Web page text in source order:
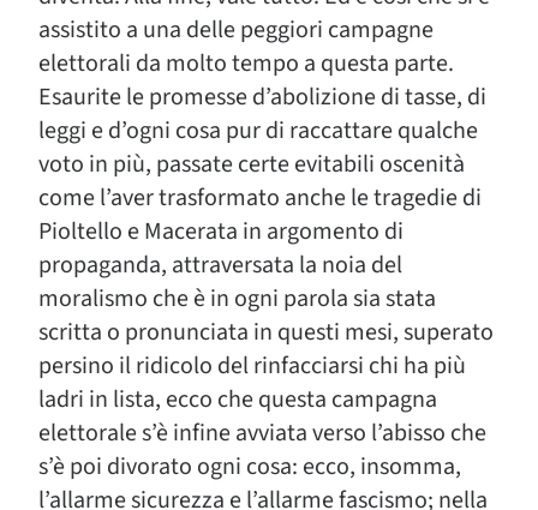
assistito a una delle peggiori campagne
elettorali da molto tempo a questa parte.
Esaurite le promesse d’abolizione di tasse, di
leggi e d’ogni cosa pur di raccattare qualche
voto in più, passate certe evitabili oscenità
come l’aver trasformato anche le tragedie di
Pioltello e Macerata in argomento di
propaganda, attraversata la noia del
moralismo che è in ogni parola sia stata
scritta o pronunciata in questi mesi, superato
persino il ridicolo del rinfacciarsi chi ha più
ladri in lista, ecco che questa campagna
elettorale s’è infine avviata verso l’abisso che
s’è poi divorato ogni cosa: ecco, insomma,
l’allarme sicurezza e l’allarme fascismo; nella